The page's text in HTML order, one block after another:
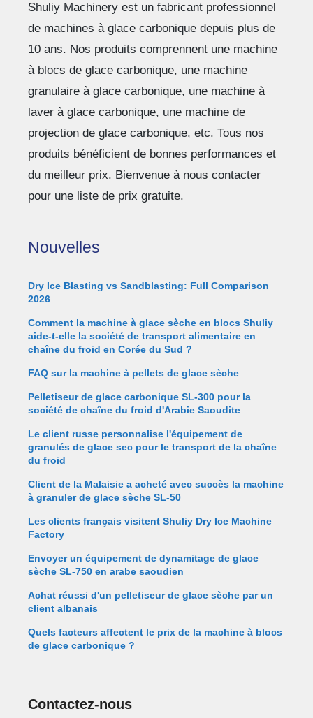
Shuliy Machinery est un fabricant professionnel
de machines à glace carbonique depuis plus de
10 ans. Nos produits comprennent une machine
à blocs de glace carbonique, une machine
granulaire à glace carbonique, une machine à
laver à glace carbonique, une machine de
projection de glace carbonique, etc. Tous nos
produits bénéficient de bonnes performances et
du meilleur prix. Bienvenue à nous contacter
pour une liste de prix gratuite.
Nouvelles
Dry Ice Blasting vs Sandblasting: Full Comparison
2026
Comment la machine à glace sèche en blocs Shuliy
aide-t-elle la société de transport alimentaire en
chaîne du froid en Corée du Sud ?
FAQ sur la machine à pellets de glace sèche
Pelletiseur de glace carbonique SL-300 pour la
société de chaîne du froid d'Arabie Saoudite
Le client russe personnalise l'équipement de
granulés de glace sec pour le transport de la chaîne
du froid
Client de la Malaisie a acheté avec succès la machine
à granuler de glace sèche SL-50
Les clients français visitent Shuliy Dry Ice Machine
Factory
Envoyer un équipement de dynamitage de glace
sèche SL-750 en arabe saoudien
Achat réussi d'un pelletiseur de glace sèche par un
client albanais
Quels facteurs affectent le prix de la machine à blocs
de glace carbonique ?
Contactez-nous